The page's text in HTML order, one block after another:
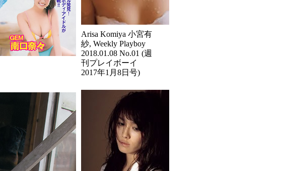
Arisa Komiya 小宮有
紗, Weekly Playboy
2018.01.08 No.01 (週
刊プレイボーイ
2017年1月8日号)